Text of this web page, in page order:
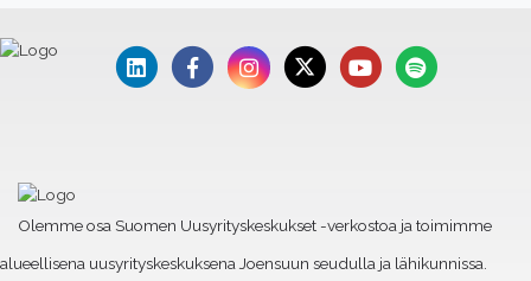
Olemme osa Suomen Uusyrityskeskukset -verkostoa ja toimimme
alueellisena uusyrityskeskuksena Joensuun seudulla ja lähikunnissa.